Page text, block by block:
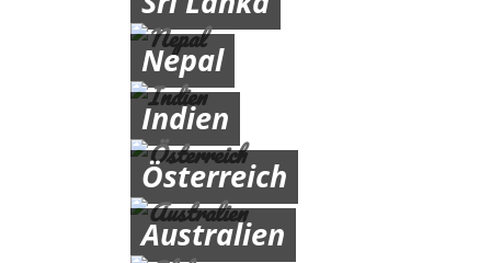
Nepal
Indien
Österreich
Australien